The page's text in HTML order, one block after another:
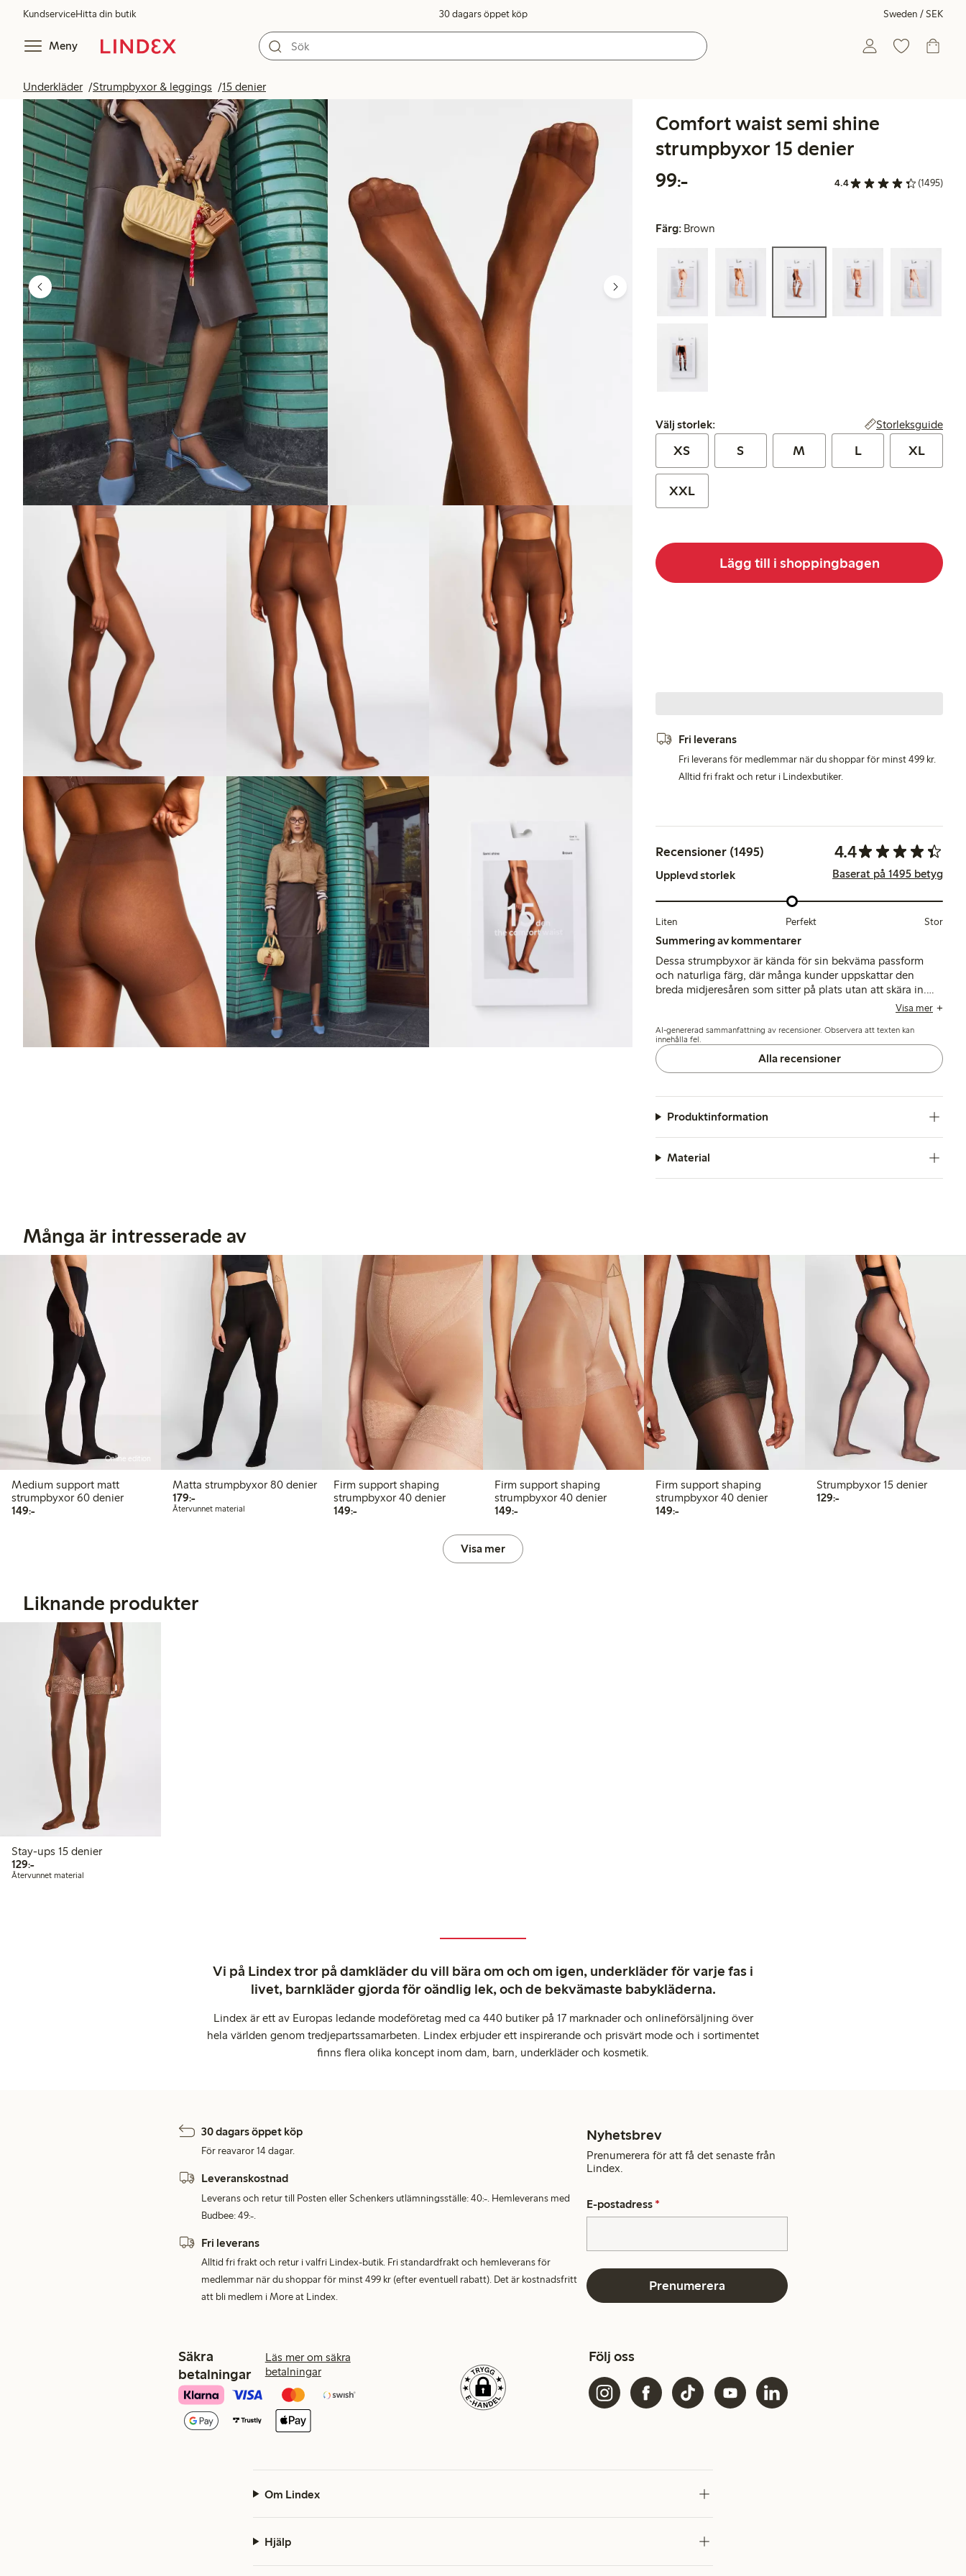
KundserviceHitta din butik 30 dagars öppet köp Sweden / SEK
Meny
Underkläder Strumpbyxor & leggings 15 denier
Comfort waist semi shine
strumpbyxor 15 denier
99:-
4.4 (1495)
Färg: Brown
Välj storlek:
Välj storlek: Storleksguide
XS S M L XL
XXL
Lägg till i shoppingbagen
Fri leverans
Fri leverans för medlemmar när du shoppar för minst 499 kr.
Alltid fri frakt och retur i Lindexbutiker.
Recensioner (1495) 4.4
Upplevd storlek Baserat på 1495 betyg
Liten Perfekt Stor
Summering av kommentarer
Dessa strumpbyxor är kända för sin bekväma passform
och naturliga färg, där många kunder uppskattar den
breda midjeresåren som sitter på plats utan att skära in.
Flera recensioner nämner dock problem med hållbarheten,
efter användning, vilket kan påverka långsiktig
användbarhet.
Visa mer
AI-genererad sammanfattning av recensioner. Observera att texten kan
innehålla fel.
Alla recensioner
Produktinformation
Material
Många är intresserade av
Online edition
Medium support matt
strumpbyxor 60 denier
149:-149,00 kr
Matta strumpbyxor 80 denier
179:-179,00 kr
Återvunnet material
Firm support shaping
strumpbyxor 40 denier
149:-149,00 kr
Firm support shaping
strumpbyxor 40 denier
149:-149,00 kr
Firm support shaping
strumpbyxor 40 denier
149:-149,00 kr
Strumpbyxor 15 denier
129:-129,00 kr
Visa mer
Liknande produkter
Stay-ups 15 denier
129:-129,00 kr
Återvunnet material
Vi på Lindex tror på damkläder du vill bära om och om igen, underkläder för varje fas i
livet, barnkläder gjorda för oändlig lek, och de bekvämaste babykläderna.
Lindex är ett av Europas ledande modeföretag med ca 440 butiker på 17 marknader och onlineförsäljning över
hela världen genom tredjepartssamarbeten. Lindex erbjuder ett inspirerande och prisvärt mode och i sortimentet
finns flera olika koncept inom dam, barn, underkläder och kosmetik.
30 dagars öppet köp
För reavaror 14 dagar.
Leveranskostnad
Leverans och retur till Posten eller Schenkers utlämningsställe: 40:-. Hemleverans med
Budbee: 49:-.
Fri leverans
Alltid fri frakt och retur i valfri Lindex-butik. Fri standardfrakt och hemleverans för
medlemmar när du shoppar för minst 499 kr (efter eventuell rabatt). Det är kostnadsfritt
att bli medlem i More at Lindex.
Nyhetsbrev
Prenumerera för att få det senaste från
Lindex.
E-postadress *
Prenumerera
Säkra
betalningar
Läs mer om säkra
betalningar
Följ oss
Om Lindex
Hjälp